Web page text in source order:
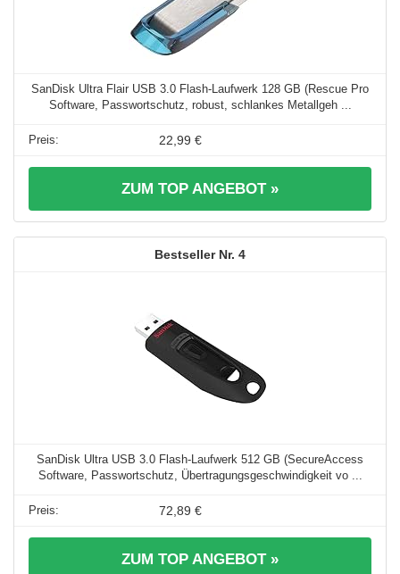
SanDisk Ultra Flair USB 3.0 Flash-Laufwerk 128 GB (Rescue Pro
Software, Passwortschutz, robust, schlankes Metallgeh ...
22,99 €
ZUM TOP ANGEBOT »
4
SanDisk Ultra USB 3.0 Flash-Laufwerk 512 GB (SecureAccess
Software, Passwortschutz, Übertragungsgeschwindigkeit vo ...
72,89 €
ZUM TOP ANGEBOT »